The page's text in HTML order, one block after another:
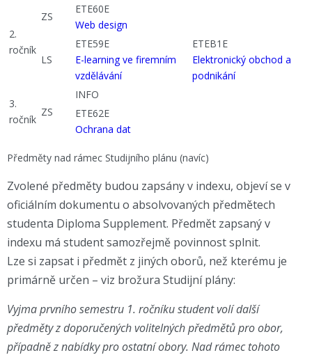
2.
ročník
ZS
ETE60E
Web design
LS
ETE59E
E-learning ve firemním
vzdělávání
ETEB1E
Elektronický obchod a
podnikání
3.
ročník
ZS
INFO
ETE62E
Ochrana dat
Předměty nad rámec Studijního plánu (navíc)
Zvolené předměty budou zapsány v indexu, objeví se v
oficiálním dokumentu o absolvovaných předmětech
studenta Diploma Supplement. Předmět zapsaný v
indexu má student samozřejmě povinnost splnit.
Lze si zapsat i předmět z jiných oborů, než kterému je
primárně určen – viz brožura Studijní plány:
Vyjma prvního semestru 1. ročníku student volí další
předměty z doporučených volitelných předmětů pro obor,
případně z nabídky pro ostatní obory. Nad rámec tohoto